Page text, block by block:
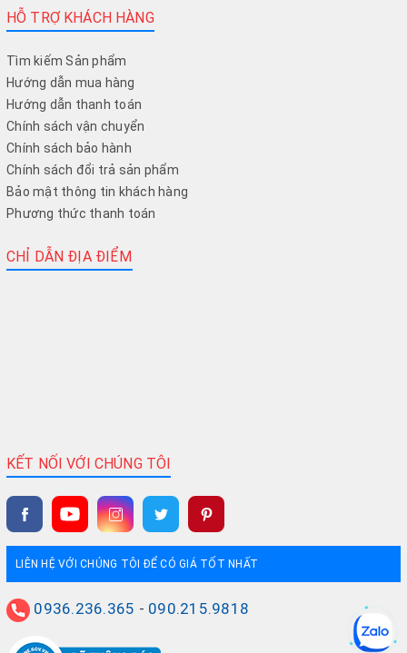
HỖ TRỢ KHÁCH HÀNG
Tìm kiếm Sản phẩm
Hướng dẫn mua hàng
Hướng dẫn thanh toán
Chính sách vận chuyển
Chính sách bảo hành
Chính sách đổi trả sản phẩm
Bảo mật thông tin khách hàng
Phương thức thanh toán
CHỈ DẪN ĐỊA ĐIỂM
KẾT NỐI VỚI CHÚNG TÔI
LIÊN HỆ VỚI CHÚNG TÔI ĐỂ CÓ GIÁ TỐT NHẤT
0936.236.365 - 090.215.9818